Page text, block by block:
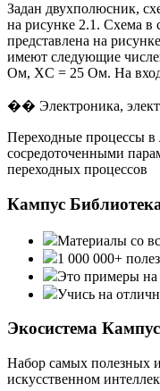
Задан двухполюсник,
на рисунке 2.1. Схема в
представлена на
имеют следующие
Ом, XC = 25 Ом. На
�� Электроника,
Переходные процессы в
сосредоточенными
переходных процессов
Кампус
Материалы со
1 000 000+
Это примеры на
Учись на
Экосистема Кампус
Набор самых полезных
искусственном